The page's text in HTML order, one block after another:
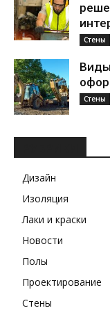
Стены
Стены
Дизайн
Изоляция
Лаки и краски
Новости
Полы
Проектирование
Стены